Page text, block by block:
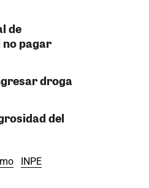
de
pagar
droga
del
INPE